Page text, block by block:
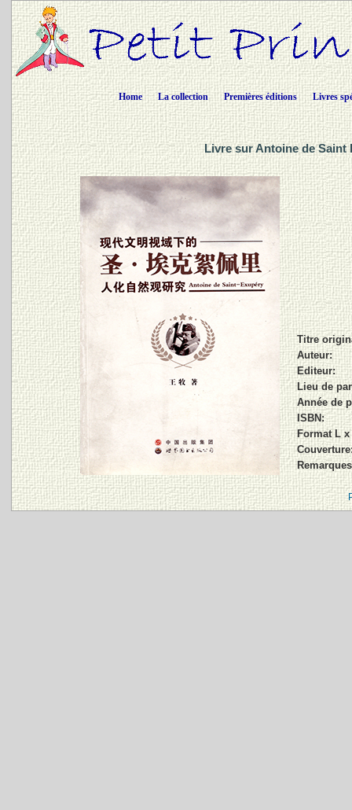
Home La collection Premières éditions Livres
Livre sur Antoine de Saint
Titre
Auteur:
Editeur:
Lieu de
Année de
ISBN:
Format L x